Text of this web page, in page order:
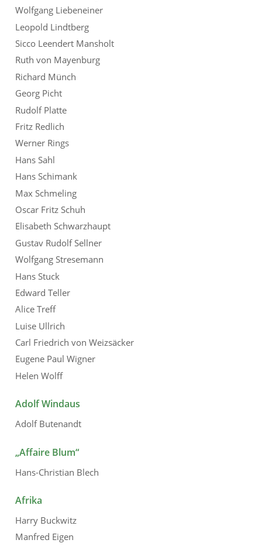
Wolfgang Liebeneiner
Leopold Lindtberg
Sicco Leendert Mansholt
Ruth von Mayenburg
Richard Münch
Georg Picht
Rudolf Platte
Fritz Redlich
Werner Rings
Hans Sahl
Hans Schimank
Max Schmeling
Oscar Fritz Schuh
Elisabeth Schwarzhaupt
Gustav Rudolf Sellner
Wolfgang Stresemann
Hans Stuck
Edward Teller
Alice Treff
Luise Ullrich
Carl Friedrich von Weizsäcker
Eugene Paul Wigner
Helen Wolff
Adolf Windaus
Adolf Butenandt
„Affaire Blum“
Hans-Christian Blech
Afrika
Harry Buckwitz
Manfred Eigen